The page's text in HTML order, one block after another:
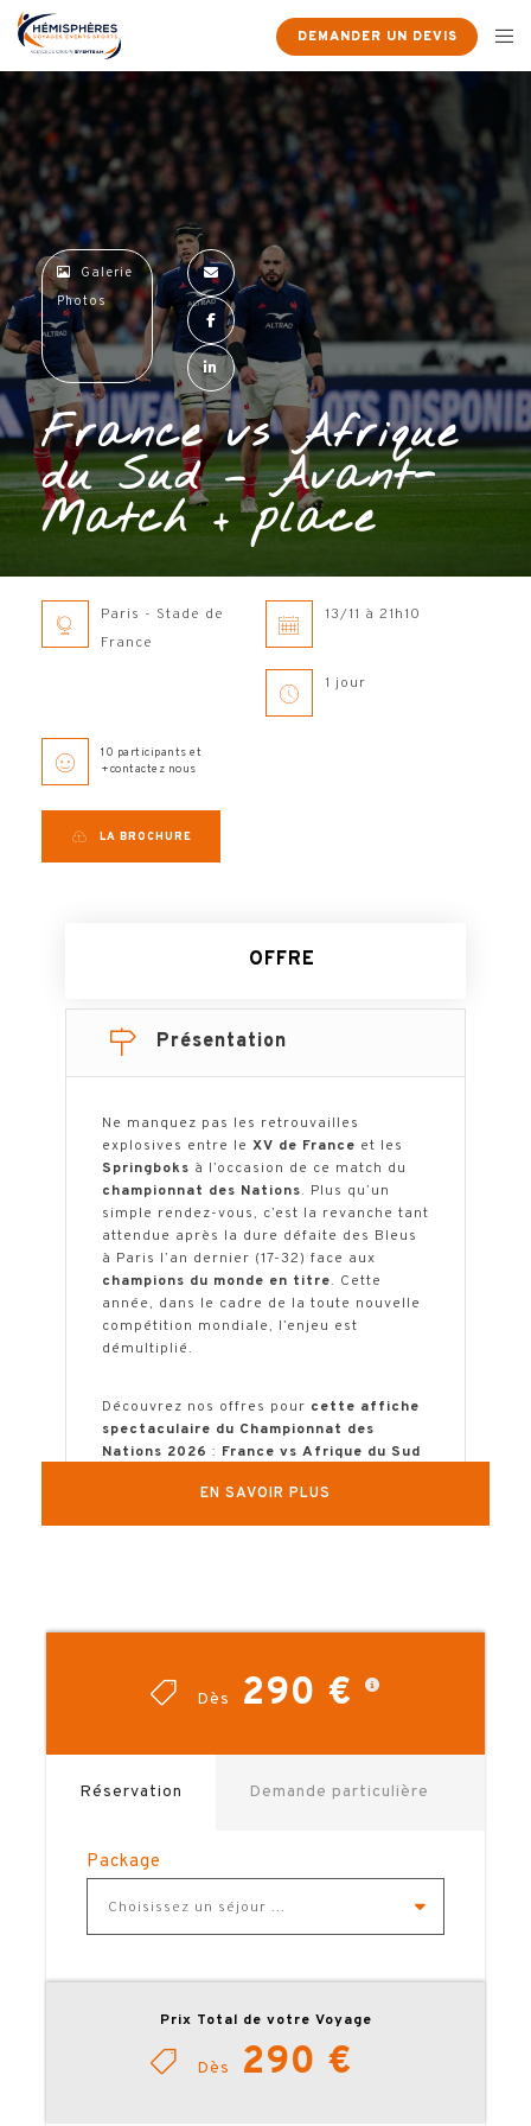
DEMANDER UN DEVIS
Galerie
Photos
France vs Afrique
du Sud – Avant-
Match + place
Dès 290 €
Réservation Demande particulière
Package
Choisissez un séjour ...
Prix Total de votre Voyage
Dès 290 €
Paris - Stade de
France
13/11 à 21h10
1 jour
10 participants et
+contactez nous
LA BROCHURE
OFFRE
Présentation
Ne manquez pas les retrouvailles
explosives entre le XV de France et les
Springboks à l’occasion de ce match du
championnat des Nations. Plus qu’un
simple rendez-vous, c’est la revanche tant
attendue après la dure défaite des Bleus
à Paris l’an dernier (17-32) face aux
champions du monde en titre. Cette
année, dans le cadre de la toute nouvelle
compétition mondiale, l’enjeu est
démultiplié.
Découvrez nos offres pour cette affiche
spectaculaire du Championnat des
Nations 2026 : France vs Afrique du Sud
avant-match sous forme de buffet
EN SAVOIR PLUS
×